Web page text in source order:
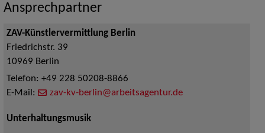
Ansprechpartner
ZAV-Künstlervermittlung Berlin
Friedrichstr. 39
10969 Berlin
Telefon: +49 228 50208-8866
E-Mail:
zav-kv-berlin@arbeitsagentur.de
Unterhaltungsmusik